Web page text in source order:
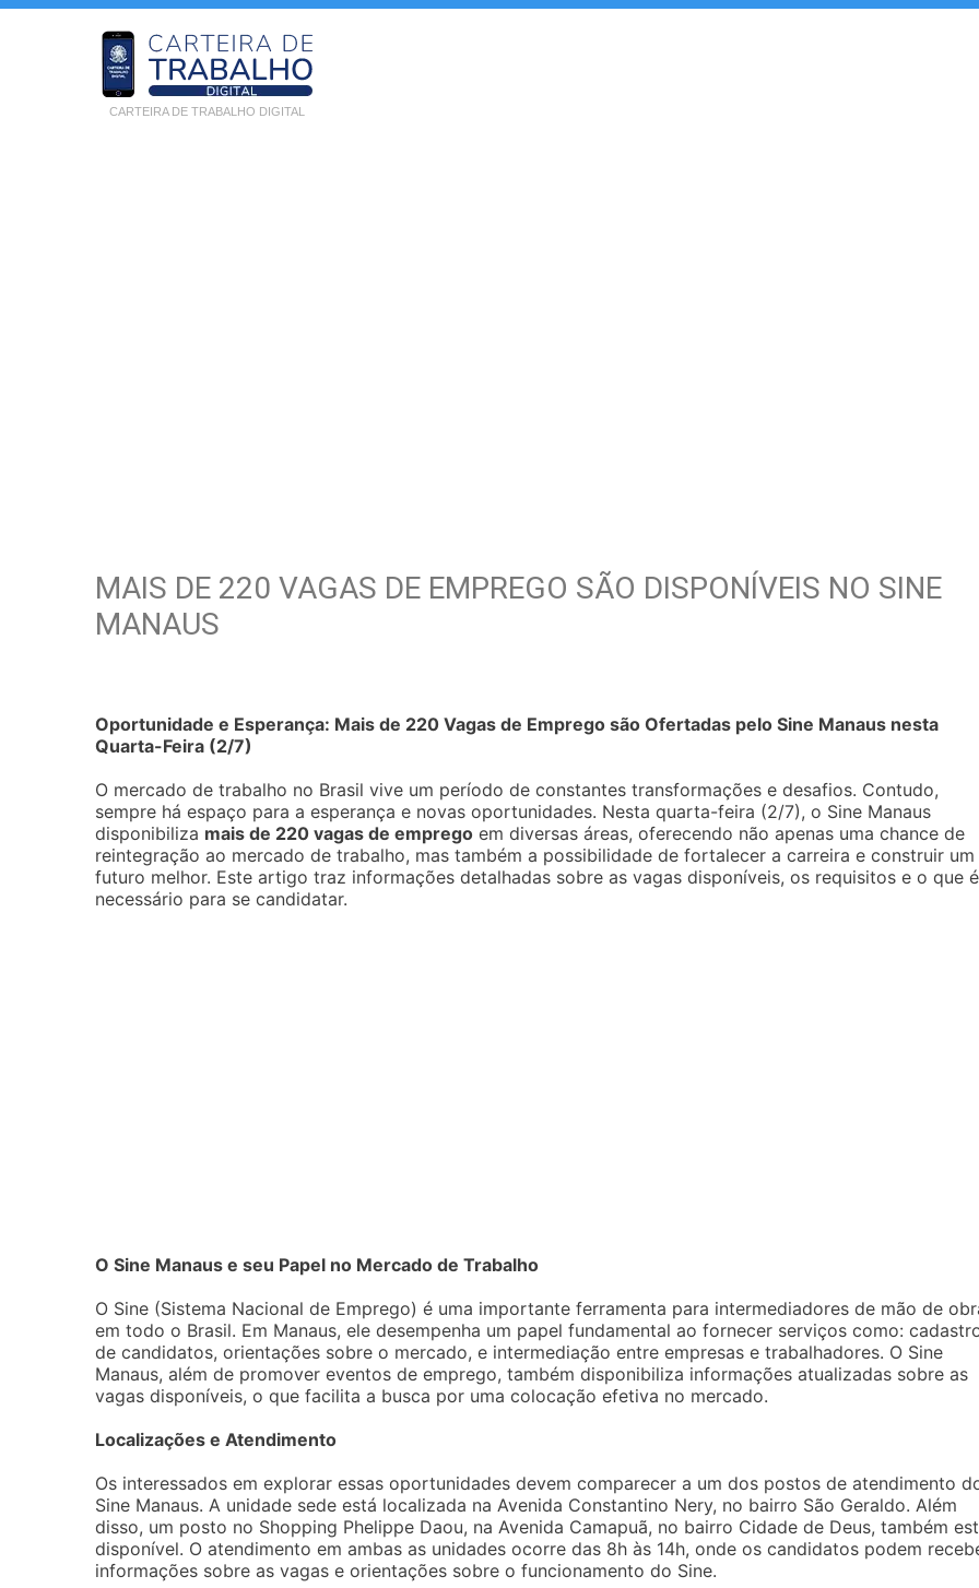
CARTEIRA DE TRABALHO DIGITAL
MAIS DE 220 VAGAS DE EMPREGO SÃO DISPONÍVEIS NO SINE
MANAUS
Oportunidade e Esperança: Mais de 220 Vagas de Emprego são Ofertadas pelo Sine Manaus nesta
Quarta-Feira (2/7)
O mercado de trabalho no Brasil vive um período de constantes transformações e desafios. Contudo,
sempre há espaço para a esperança e novas oportunidades. Nesta quarta-feira (2/7), o Sine Manaus
disponibiliza mais de 220 vagas de emprego em diversas áreas, oferecendo não apenas uma chance de
reintegração ao mercado de trabalho, mas também a possibilidade de fortalecer a carreira e construir um
futuro melhor. Este artigo traz informações detalhadas sobre as vagas disponíveis, os requisitos e o que é
necessário para se candidatar.
O Sine Manaus e seu Papel no Mercado de Trabalho
O Sine (Sistema Nacional de Emprego) é uma importante ferramenta para intermediadores de mão de
em todo o Brasil. Em Manaus, ele desempenha um papel fundamental ao fornecer serviços como:
de candidatos, orientações sobre o mercado, e intermediação entre empresas e trabalhadores. O Sine
Manaus, além de promover eventos de emprego, também disponibiliza informações atualizadas sobre as
vagas disponíveis, o que facilita a busca por uma colocação efetiva no mercado.
Localizações e Atendimento
Os interessados em explorar essas oportunidades devem comparecer a um dos postos de atendimento
Sine Manaus. A unidade sede está localizada na Avenida Constantino Nery, no bairro São Geraldo. Além
disso, um posto no Shopping Phelippe Daou, na Avenida Camapuã, no bairro Cidade de Deus, também
disponível. O atendimento em ambas as unidades ocorre das 8h às 14h, onde os candidatos podem
informações sobre as vagas e orientações sobre o funcionamento do Sine.